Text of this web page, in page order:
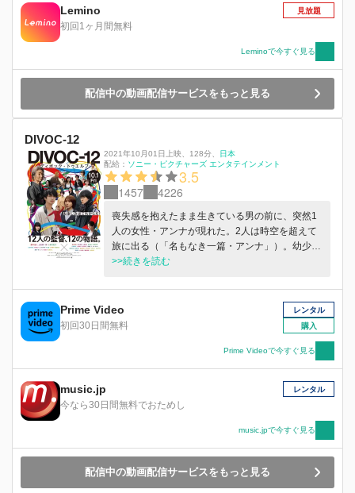
のもう一つの悩みは、幼馴染のある噂だった…。
『暴れる、女』 模範囚を演じきり、仮出所でき
の恋人に頼まれた男、友広だ。車に乗り込んだ彼
女は、あらゆる欲望を開花させる。 『充電人』
がないと生きられない「充電人」になってしまっ
た轟 雷太。そんな矢先、雷太が恋心を抱く神名
危険だ」と母は言うが、ある日玄関の向こうから
聴こえた「音」。その＜ほころび＞が、少女の
INSIDEを動かし始める。 『B級文化遺産』 “B級
文化遺産”に登録されたマンホールを踏んでしま
ったスケーターのアキラ。ペナルティとして、謎
の組織から命を賭けたゲームに強制的に参加させ
られる。 『無題』 ある日出会ったホームレスの
少女を主人公に、映画を撮り始める若手監督イツ
をしていた歪んだ現実を突きつけられる。
『inside you』 自分のしたいことが分からない主
人公。「幼い頃、何を夢見ていたのか？」と自問
ックバレエを踊る女性の姿を見つける。 『無事
なる三匹プラスワン コロナ死闘篇』 震災から10
年。あの男たちが帰ってきた。彼らに待ち受ける
新たな敵は、「新型コロナウイルス」。新しい出
Lemino
初回1ヶ月間無料
見放題
Leminoで今すぐ見る
配信中の動画配信サービスをもっと見る
DIVOC-12
2021年10月01日上映 128分
日本
配給： ソニー・ピクチャーズ エンタテインメント
3.5
1457 4226
喪失感を抱えたまま生きている男の前に、突然1
人の女性・アンナが現れた。2人は時空を超えて
旅に出る（「名もなき一篇・アンナ」）。幼少時
代を過ごした家の上にそびえ建つホテルの中で、
民」）ほか。
>>続きを読む
Prime Video
初回30日間無料
レンタル
購入
Prime Videoで今すぐ見る
music.jp
今なら30日間無料でおためし
レンタル
music.jpで今すぐ見る
配信中の動画配信サービスをもっと見る